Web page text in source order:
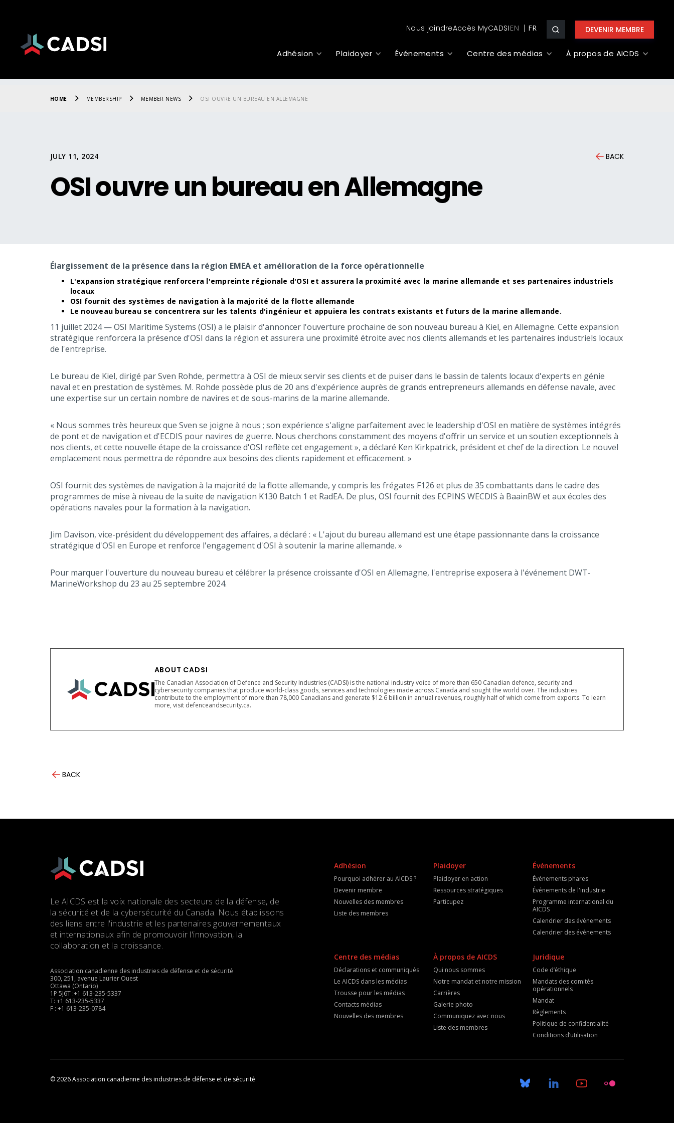
Nous joindreAccès MyCADSI EN DEVENIR MEMBRE
Adhésion Plaidoyer Événements Centre des médias À propos de AICDS
HOME MEMBERSHIP MEMBER NEWS OSI OUVRE UN BUREAU EN ALLEMAGNE
JULY 11, 2024 BACK
OSI ouvre un bureau en Allemagne
Élargissement de la présence dans la région EMEA et amélioration de la force opérationnelle
L'expansion stratégique renforcera l'empreinte régionale d'OSI et assurera la proximité avec la marine allemande et ses partenaires industriels
locaux
OSI fournit des systèmes de navigation à la majorité de la flotte allemande
Le nouveau bureau se concentrera sur les talents d'ingénieur et appuiera les contrats existants et futurs de la marine allemande.
11 juillet 2024 — OSI Maritime Systems (OSI) a le plaisir d'annoncer l'ouverture prochaine de son nouveau bureau à Kiel, en Allemagne. Cette expansion
stratégique renforcera la présence d'OSI dans la région et assurera une proximité étroite avec nos clients allemands et les partenaires industriels locaux
de l'entreprise.
Le bureau de Kiel, dirigé par Sven Rohde, permettra à OSI de mieux servir ses clients et de puiser dans le bassin de talents locaux d'experts en génie
naval et en prestation de systèmes. M. Rohde possède plus de 20 ans d'expérience auprès de grands entrepreneurs allemands en défense navale, avec
une expertise sur un certain nombre de navires et de sous-marins de la marine allemande.
« Nous sommes très heureux que Sven se joigne à nous ; son expérience s'aligne parfaitement avec le leadership d'OSI en matière de systèmes intégrés
de pont et de navigation et d'ECDIS pour navires de guerre. Nous cherchons constamment des moyens d'offrir un service et un soutien exceptionnels à
nos clients, et cette nouvelle étape de la croissance d'OSI reflète cet engagement », a déclaré Ken Kirkpatrick, président et chef de la direction. Le nouvel
emplacement nous permettra de répondre aux besoins des clients rapidement et efficacement. »
OSI fournit des systèmes de navigation à la majorité de la flotte allemande, y compris les frégates F126 et plus de 35 combattants dans le cadre des
programmes de mise à niveau de la suite de navigation K130 Batch 1 et RadEA. De plus, OSI fournit des ECPINS WECDIS à BaainBW et aux écoles des
opérations navales pour la formation à la navigation.
Jim Davison, vice-président du développement des affaires, a déclaré : « L'ajout du bureau allemand est une étape passionnante dans la croissance
stratégique d'OSI en Europe et renforce l'engagement d'OSI à soutenir la marine allemande. »
Pour marquer l'ouverture du nouveau bureau et célébrer la présence croissante d'OSI en Allemagne, l'entreprise exposera à l'événement DWT-
MarineWorkshop du 23 au 25 septembre 2024.
ABOUT CADSI
The Canadian Association of Defence and Security Industries (CADSI) is the national industry voice of more than 650 Canadian defence, security and
cybersecurity companies that produce world-class goods, services and technologies made across Canada and sought the world over. The industries
contribute to the employment of more than 78,000 Canadians and generate $12.6 billion in annual revenues, roughly half of which come from exports. To learn
more, visit defenceandsecurity.ca.
BACK
Le AICDS est la voix nationale des secteurs de la défense, de
la sécurité et de la cybersécurité du Canada. Nous établissons
des liens entre l'industrie et les partenaires gouvernementaux
et internationaux afin de promouvoir l'innovation, la
collaboration et la croissance.
Association canadienne des industries de défense et de sécurité
300, 251, avenue Laurier Ouest
Ottawa (Ontario)
1P 5J6T :+1 613-235-5337
T: +1 613-235-5337
F : +1 613-235-0784
Adhésion
Pourquoi adhérer au AICDS ?
Devenir membre
Nouvelles des membres
Liste des membres
Plaidoyer
Plaidoyer en action
Ressources stratégiques
Particupez
Événements
Événements phares
Événements de l'industrie
Programme international du
AICDS
Calendrier des événements
Calendrier des événements
Centre des médias
Déclarations et communiqués
Le AICDS dans les médias
Trousse pour les médias
Contacts médias
Nouvelles des membres
À propos de AICDS
Qui nous sommes
Notre mandat et notre mission
Carrières
Galerie photo
Communiquez avec nous
Liste des membres
Juridique
Code d’éthique
Mandats des comités
opérationnels
Mandat
Règlements
Politique de confidentialité
Conditions d’utilisation
© 2026 Association canadienne des industries de défense et de sécurité